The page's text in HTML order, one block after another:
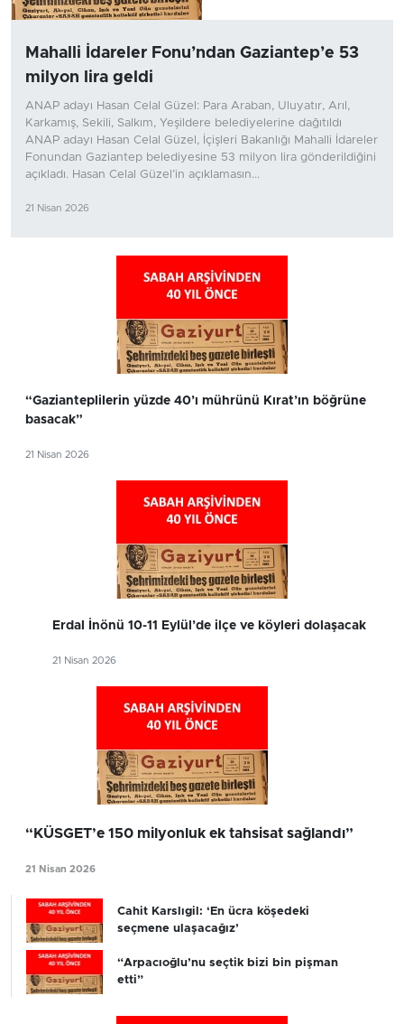
Mahalli İdareler Fonu’ndan Gaziantep’e 53
milyon lira geldi
ANAP adayı Hasan Celal Güzel: Para Araban, Uluyatır, Arıl,
Karkamış, Sekili, Salkım, Yeşildere belediyelerine dağıtıldı
ANAP adayı Hasan Celal Güzel, İçişleri Bakanlığı Mahalli İdareler
Fonundan Gaziantep belediyesine 53 milyon lira gönderildiğini
açıkladı. Hasan Celal Güzel’in açıklamasın...
21 Nisan 2026
“Gazianteplilerin yüzde 40’ı mührünü Kırat’ın böğrüne
basacak”
21 Nisan 2026
Erdal İnönü 10-11 Eylül’de ilçe ve köyleri dolaşacak
21 Nisan 2026
“KÜSGET’e 150 milyonluk ek tahsisat sağlandı”
21 Nisan 2026
Cahit Karslıgil: ‘En ücra köşedeki
seçmene ulaşacağız’
“Arpacıoğlu’nu seçtik bizi bin pişman
etti”